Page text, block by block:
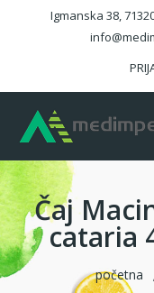
Igmanska 38,
Čaj
cataria
početna